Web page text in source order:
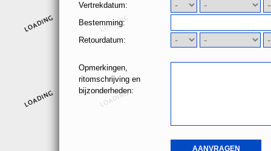
Vertrekdatum:
Bestemming:
Retourdatum:
Opmerkingen,
ritomschrijving en
bijzonderheden: